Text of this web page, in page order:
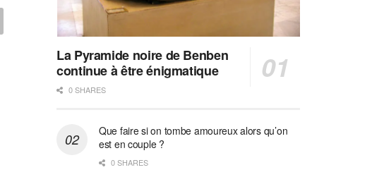
La Pyramide noire de Benben
continue à être énigmatique
0 SHARES
Que faire si on tombe amoureux alors qu’on
est en couple ?
0 SHARES